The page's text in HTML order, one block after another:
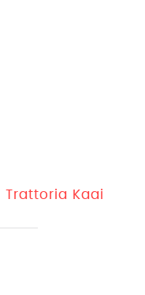
Trattoria Kaai